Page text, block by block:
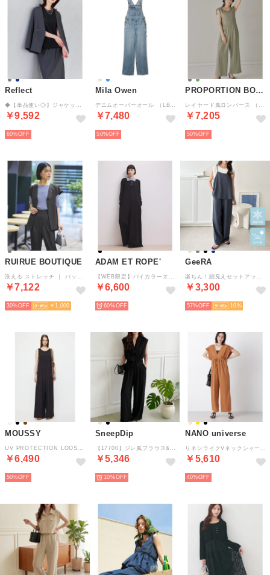
Reflect
￥9,592
60%
Mila Owen
￥7,480
50%
PROPORTION BODY DRESSING
￥7,205
50%
RUIRUE BOUTIQUE
￥7,122
30% ￥1,000
ADAM ET ROPE'
￥6,600
60%
GeeRA
￥3,300
57% 10
MOUSSY
￥6,490
50%
SneepDip
￥5,346
10%
NANO universe
￥5,610
40%